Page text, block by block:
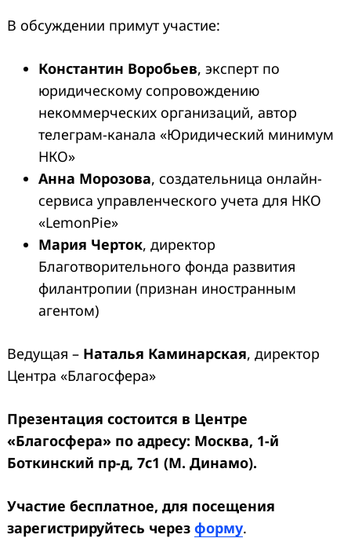
В обсуждении примут участие:
Константин Воробьев, эксперт по
юридическому сопровождению
некоммерческих организаций, автор
телеграм-канала «Юридический минимум
НКО»
Анна Морозова, создательница онлайн-
сервиса управленческого учета для НКО
«LemonPie»
Мария Черток, директор
Благотворительного фонда развития
филантропии (признан иностранным
агентом)
Ведущая – Наталья Каминарская, директор
Центра «Благосфера»
Презентация состоится в Центре
«Благосфера» по адресу: Москва, 1-й
Боткинский пр-д, 7с1 (М. Динамо).
Участие бесплатное, для посещения
зарегистрируйтесь через форму.